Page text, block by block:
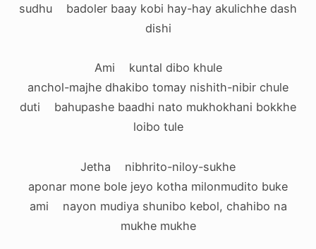
sudhu badoler baay kobi hay-hay akulichhe dash
dishi
Ami kuntal dibo khule
anchol-majhe dhakibo tomay nishith-nibir chule
duti bahupashe baadhi nato mukhokhani bokkhe
loibo tule
Jetha nibhrito-niloy-sukhe
aponar mone bole jeyo kotha milonmudito buke
ami nayon mudiya shunibo kebol, chahibo na
mukhe mukhe